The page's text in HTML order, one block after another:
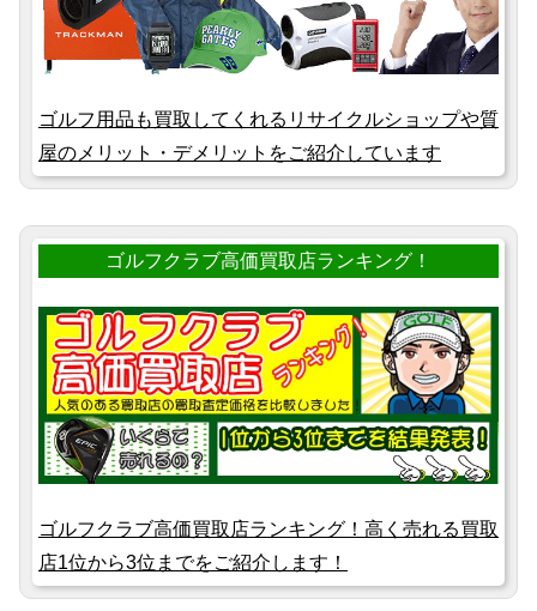
ゴルフ用品も買取してくれるリサイクルショップや質
屋のメリット・デメリットをご紹介しています
ゴルフクラブ高価買取店ランキング！
ゴルフクラブ高価買取店ランキング！高く売れる買取
店1位から3位までをご紹介します！